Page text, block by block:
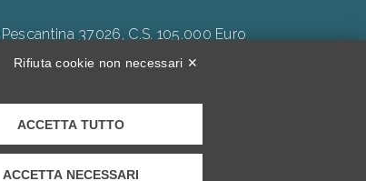
37026, C.S. 105.000 Euro
Rifiuta cookie non necessari ✕
ACCETTA TUTTO
ACCETTA NECESSARI